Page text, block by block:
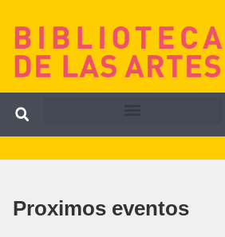
Proximos eventos